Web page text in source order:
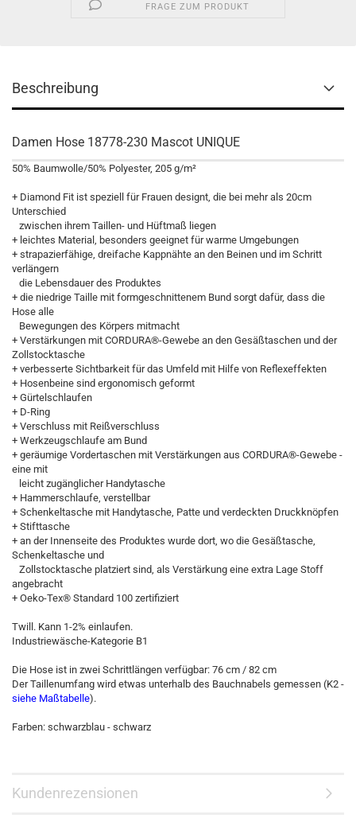
FRAGE ZUM PRODUKT
Beschreibung
Damen Hose 18778-230 Mascot UNIQUE
50% Baumwolle/50% Polyester, 205 g/m²
+ Diamond Fit ist speziell für Frauen designt, die bei mehr als 20cm
Unterschied
zwischen ihrem Taillen- und Hüftmaß liegen
+ leichtes Material, besonders geeignet für warme Umgebungen
+ strapazierfähige, dreifache Kappnähte an den Beinen und im Schritt
verlängern
die Lebensdauer des Produktes
+ die niedrige Taille mit formgeschnittenem Bund sorgt dafür, dass die
Hose alle
Bewegungen des Körpers mitmacht
+ Verstärkungen mit CORDURA®-Gewebe an den Gesäßtaschen und der
Zollstocktasche
+ verbesserte Sichtbarkeit für das Umfeld mit Hilfe von Reflexeffekten
+ Hosenbeine sind ergonomisch geformt
+ Gürtelschlaufen
+ D-Ring
+ Verschluss mit Reißverschluss
+ Werkzeugschlaufe am Bund
+ geräumige Vordertaschen mit Verstärkungen aus CORDURA®-Gewebe -
eine mit
leicht zugänglicher Handytasche
+ Hammerschlaufe, verstellbar
+ Schenkeltasche mit Handytasche, Patte und verdeckten Druckknöpfen
+ Stifttasche
+ an der Innenseite des Produktes wurde dort, wo die Gesäßtasche,
Schenkeltasche und
Zollstocktasche platziert sind, als Verstärkung eine extra Lage Stoff
angebracht
+ Oeko-Tex® Standard 100 zertifiziert
Twill. Kann 1-2% einlaufen.
Industriewäsche-Kategorie B1
Die Hose ist in zwei Schrittlängen verfügbar: 76 cm / 82 cm
Der Taillenumfang wird etwas unterhalb des Bauchnabels gemessen (K2 -
siehe Maßtabelle).
Farben: schwarzblau - schwarz
Kundenrezensionen